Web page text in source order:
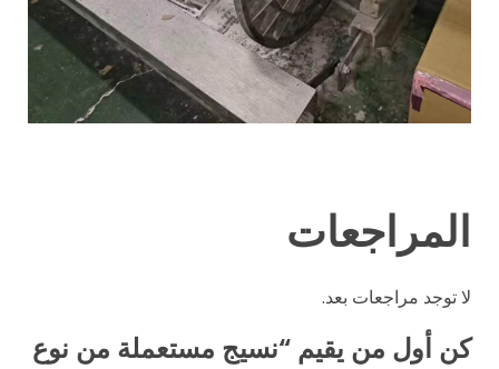
المراجعات
لا توجد مراجعات بعد.
كن أول من يقيم “نسيج مستعملة من نوع